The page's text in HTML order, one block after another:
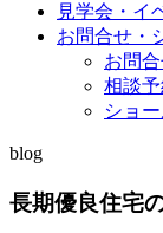
見学会・イ
お問合せ・
お問
相談
ショ
blog
長期優良住宅